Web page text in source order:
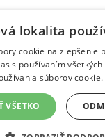
Prešovskej univerzity
16, 080 01
lokalita
cookie na zlepšenie
s používaním
súborov cookie.
VŠETKO